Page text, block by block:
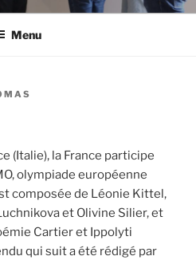
Menu
(Italie), la France participe
olympiade européenne
composée de Léonie Kittel,
et Olivine Silier, et
Cartier et Ippolyti
qui suit a été rédigé par